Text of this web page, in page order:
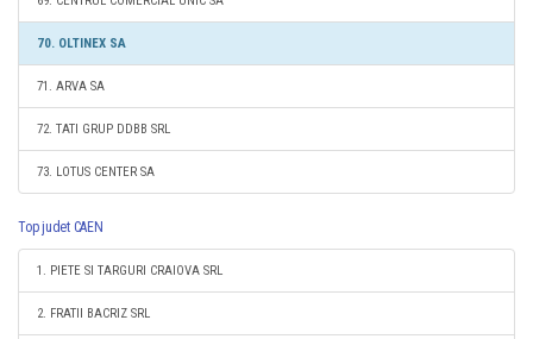
70. OLTINEX SA
71. ARVA SA
72. TATI GRUP DDBB SRL
73. LOTUS CENTER SA
Top judet CAEN
1. PIETE SI TARGURI CRAIOVA SRL
2. FRATII BACRIZ SRL